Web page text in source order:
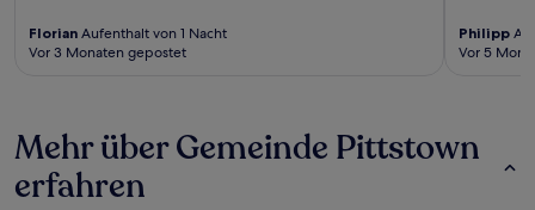
Florian Aufenthalt von 1 Nacht
Vor 3 Monaten gepostet
Philipp
Vor 5
Mehr über Gemeinde Pittstown
erfahren